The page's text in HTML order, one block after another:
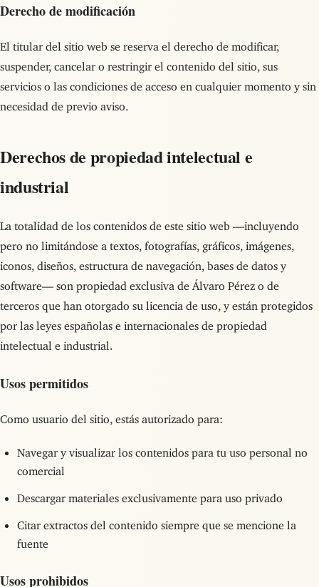
Derecho de modificación
El titular del sitio web se reserva el derecho de modificar,
suspender, cancelar o restringir el contenido del sitio, sus
servicios o las condiciones de acceso en cualquier momento y sin
necesidad de previo aviso.
Derechos de propiedad intelectual e
industrial
La totalidad de los contenidos de este sitio web —incluyendo
pero no limitándose a textos, fotografías, gráficos, imágenes,
iconos, diseños, estructura de navegación, bases de datos y
software— son propiedad exclusiva de Álvaro Pérez o de
terceros que han otorgado su licencia de uso, y están protegidos
por las leyes españolas e internacionales de propiedad
intelectual e industrial.
Usos permitidos
Como usuario del sitio, estás autorizado para:
Navegar y visualizar los contenidos para tu uso personal no
comercial
Descargar materiales exclusivamente para uso privado
Citar extractos del contenido siempre que se mencione la
fuente
Usos prohibidos